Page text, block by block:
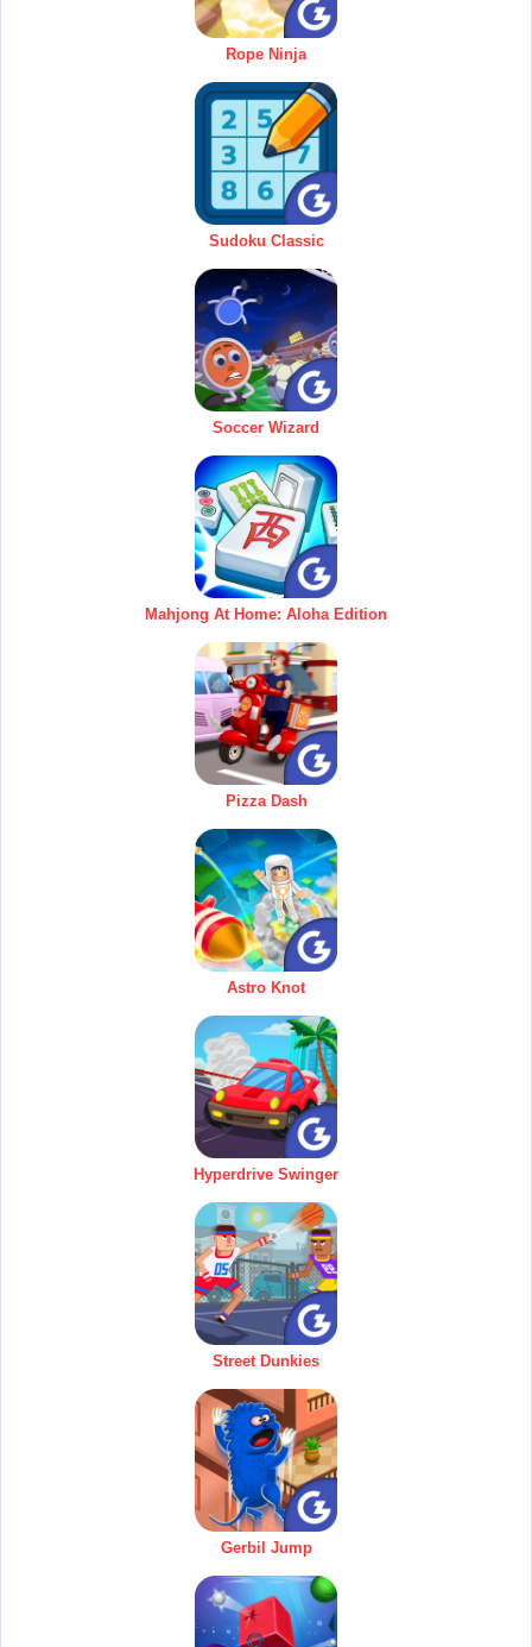
Rope Ninja
Sudoku Classic
Soccer Wizard
Mahjong At Home: Aloha Edition
Pizza Dash
Astro Knot
Hyperdrive Swinger
Street Dunkies
Gerbil Jump